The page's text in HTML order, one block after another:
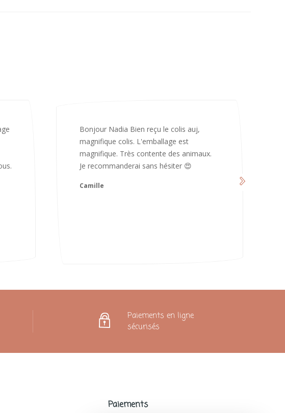
Merci infiniment, c’est magnifique 😍
d’avoir pris le temps de me répondre.
Nous sommes vraiment contents et
avons hâte de les utiliser 😄 bonne soirée
😍
Paiements en ligne
sécurisés
Paiements